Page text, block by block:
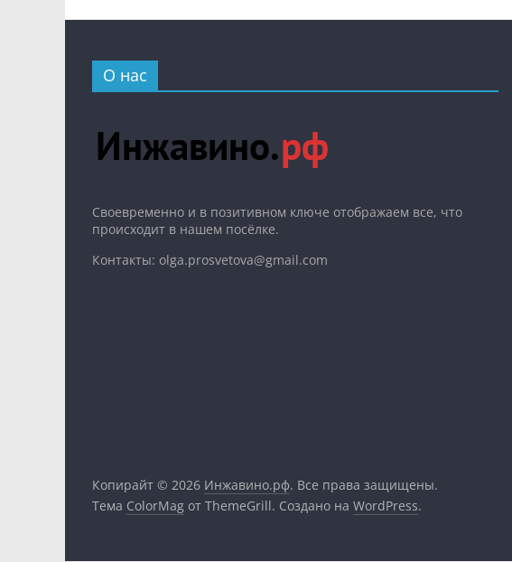
О нас
Cвоевременно и в позитивном ключе отображаем все, что
происходит в нашем посёлке.
Контакты: olga.prosvetova@gmail.com
Копирайт © 2026 Инжавино.рф. Все права защищены.
Тема ColorMag от ThemeGrill. Создано на WordPress.